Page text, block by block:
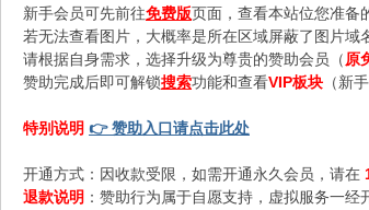
新手会员可先前往免费版页面，查看本站位您准备
若无法查看图片，大概率是所在区域屏蔽了图片域
请根据自身需求，选择升级为尊贵的赞助会员（原
赞助完成后即可解锁搜索功能和查看VIP板块 （新
特别说明 👉 赞助入口请点击此处
开通方式：因收款受限，如需开通永久会员，请在
退款说明 ：赞助行为属于自愿支持，虚拟服务一经